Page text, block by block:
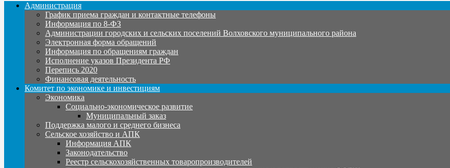
Администрация
График приема граждан и контактные телефоны
Информация по 8-ФЗ
Администрации городских и сельских поселений Волховского муниципального района
Электронная форма обращений
Информация по обращениям граждан
Исполнение указов Президента РФ
Перепись 2020
Финансовая деятельность
Комитет по экономике и инвестициям
Экономика
Социально-экономическое развитие
Муниципальный заказ
Поддержка малого и среднего бизнеса
Сельское хозяйство и АПК
Информация АПК
Законодательство
Реестр сельскохозяйственных товаропроизводителей